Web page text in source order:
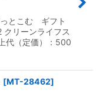
とこむ ギフト
リーンライフス
代（定価）：500
[MT-28462]